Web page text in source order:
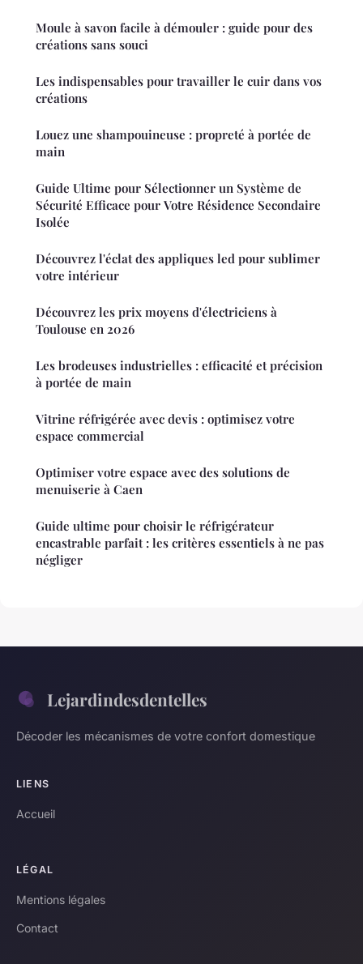
Moule à savon facile à démouler : guide pour des
créations sans souci
Les indispensables pour travailler le cuir dans vos
créations
Louez une shampouineuse : propreté à portée de
main
Guide Ultime pour Sélectionner un Système de
Sécurité Efficace pour Votre Résidence Secondaire
Isolée
Découvrez l'éclat des appliques led pour sublimer
votre intérieur
Découvrez les prix moyens d'électriciens à
Toulouse en 2026
Les brodeuses industrielles : efficacité et précision
à portée de main
Vitrine réfrigérée avec devis : optimisez votre
espace commercial
Optimiser votre espace avec des solutions de
menuiserie à Caen
Guide ultime pour choisir le réfrigérateur
encastrable parfait : les critères essentiels à ne pas
négliger
Lejardindesdentelles
Décoder les mécanismes de votre confort domestique
LIENS
Accueil
LÉGAL
Mentions légales
Contact